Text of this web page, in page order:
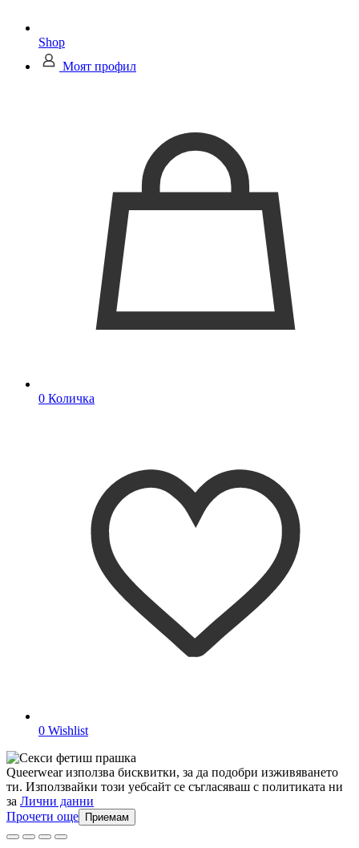
Shop
Моят профил
0 Количка
0 Wishlist
Queerwear използва бисквитки, за да подобри изживяването
ти. Използвайки този уебсайт се съгласяваш с политиката ни
за Лични данни
Прочети още Приемам